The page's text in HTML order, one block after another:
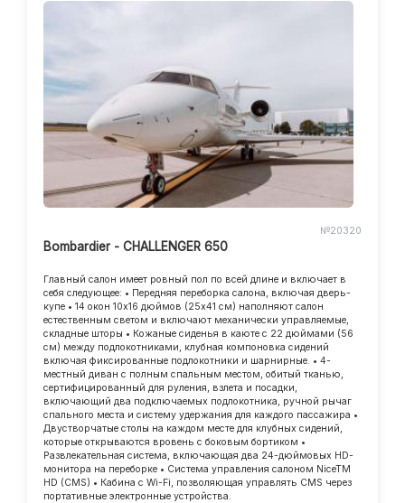
№20320
Bombardier - CHALLENGER 650
Главный салон имеет ровный пол по всей длине и включает в
себя следующее: • Передняя переборка салона, включая дверь-
купе • 14 окон 10x16 дюймов (25x41 см) наполняют салон
естественным светом и включают механически управляемые,
складные шторы • Кожаные сиденья в каюте с 22 дюймами (56
см) между подлокотниками, клубная компоновка сидений
включая фиксированные подлокотники и шарнирные. • 4-
местный диван с полным спальным местом, обитый тканью,
сертифицированный для руления, взлета и посадки,
включающий два подключаемых подлокотника, ручной рычаг
спального места и систему удержания для каждого пассажира •
Двустворчатые столы на каждом месте для клубных сидений,
которые открываются вровень с боковым бортиком •
Развлекательная система, включающая два 24-дюймовых HD-
монитора на переборке • Система управления салоном NiceTM
HD (CMS) • Кабина с Wi-Fi, позволяющая управлять CMS через
портативные электронные устройства.